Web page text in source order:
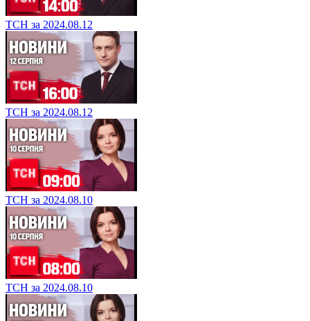
ТСН за 2024.08.12
ТСН за 2024.08.12
ТСН за 2024.08.10
ТСН за 2024.08.10